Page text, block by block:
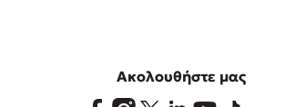
Ακολουθήστε μας